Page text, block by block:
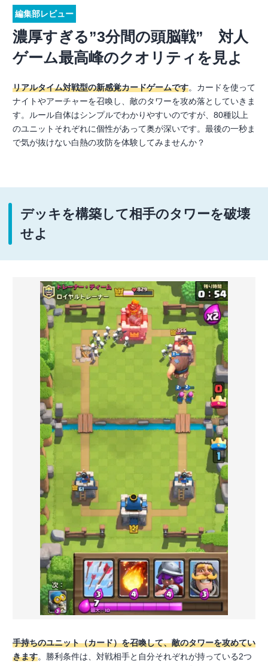
編集部レビュー
濃厚すぎる”3分間の頭脳戦” 対人
ゲーム最高峰のクオリティを見よ
リアルタイム対戦型の新感覚カードゲームです。カードを使って
ナイトやアーチャーを召喚し、敵のタワーを攻め落としていきま
す。ルール自体はシンプルでわかりやすいのですが、80種以上
のユニットそれぞれに個性があって奥が深いです。最後の一秒ま
で気が抜けない白熱の攻防を体験してみませんか？
デッキを構築して相手のタワーを破壊
せよ
手持ちのユニット（カード）を召喚して、敵のタワーを攻めてい
きます。勝利条件は、対戦相手と自分それぞれが持っている2つ